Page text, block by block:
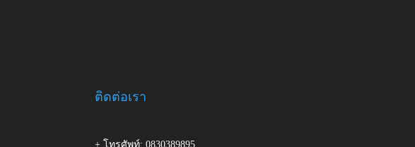
ติดต่อเรา
+ โทรศัพท์: 0830389895